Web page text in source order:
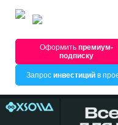
Оформитьпремиум-
подписку
Запрос инвестицийв